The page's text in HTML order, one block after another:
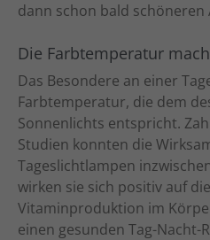
dann schon bald schöneren
Die Farbtemperatur
Das Besondere an einer
Farbtemperatur, die dem
Sonnenlichts entspricht.
Studien konnten die
Tageslichtlampen
wirken sie sich positiv auf
Vitaminproduktion im
einen gesunden Tag-Nacht-